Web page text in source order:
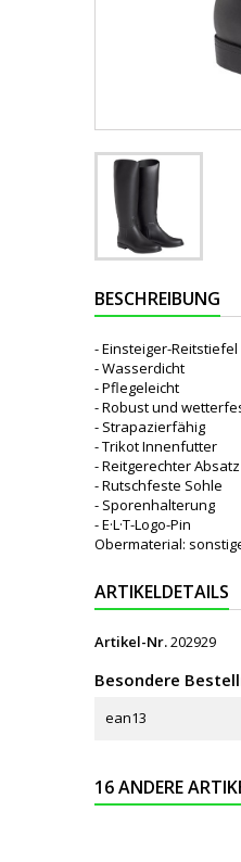
BESCHREIBUNG
- Einsteiger-Reitstiefel
- Wasserdicht
- Pflegeleicht
- Robust und
- Strapazierfähig
- Trikot Innenfutter
- Reitgerechter Absatz
- Rutschfeste Sohle
- Sporenhalterung
- E·L·T-Logo-Pin
Obermaterial:
ARTIKELDETAILS
Artikel-Nr.202929
Besondere
ean13
16 ANDERE